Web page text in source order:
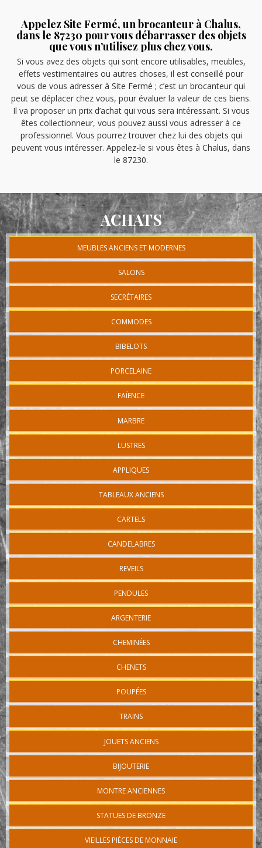
Appelez Site Fermé, un brocanteur à Chalus,
dans le 87230 pour vous débarrasser des objets
que vous n’utilisez plus chez vous.
Si vous avez des objets qui sont encore utilisables, meubles,
effets vestimentaires ou autres choses, il est conseillé pour
vous de vous adresser à Site Fermé ; c’est un brocanteur qui
peut se déplacer chez vous, pour évaluer la valeur de ces biens.
Il va proposer un prix d’achat qui vous sera intéressant. Si vous
êtes collectionneur, vous pouvez aussi vous adresser à ce
professionnel. Vous pourrez trouver chez lui des objets qui
peuvent vous intéresser. Appelez-le si vous êtes à Chalus, dans
le 87230.
ACHATS
MEUBLES ANCIENS ET MODERNES
SALONS
SECRÉTAIRES
COMMODES
BIBELOTS
PORCELAINE
FAÏENCE
MARBRE
LUSTRES
APPLIQUES
TABLEAUX ANCIENS
CARTELS
CANDELABRES
REVEILS
PENDULES
ARGENTERIE
CHEMINÉES
CHENETS
POUPÉES
TRAINS
JOUETS ANCIENS
BIJOUTERIE
MONTRE ANCIENNES
STATUES DE BRONZE
VIEILLES PIÈCES DE MONNAIE